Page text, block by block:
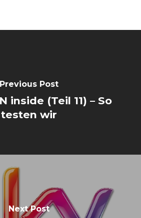
Previous Post
inside (Teil 11) – So
testen wir
Next Post